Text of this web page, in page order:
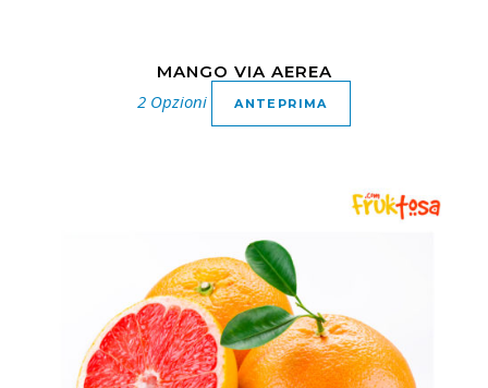
MANGO VIA AEREA
2 Opzioni ANTEPRIMA